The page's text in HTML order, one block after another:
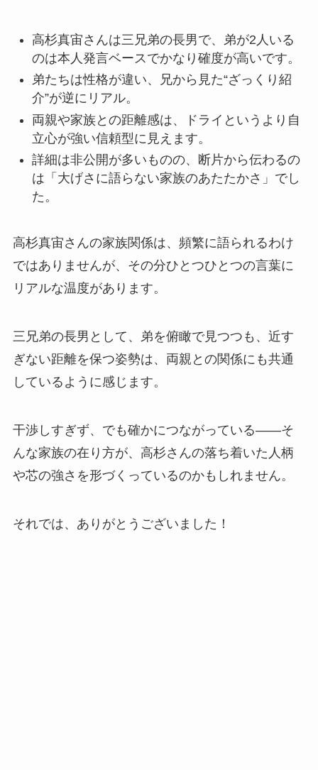
高杉真宙さんは三兄弟の長男で、弟が2人いる
のは本人発言ベースでかなり確度が高いです。
弟たちは性格が違い、兄から見た“ざっくり紹
介”が逆にリアル。
両親や家族との距離感は、ドライというより自
立心が強い信頼型に見えます。
詳細は非公開が多いものの、断片から伝わるの
は「大げさに語らない家族のあたたかさ」でし
た。
高杉真宙さんの家族関係は、頻繁に語られるわけ
ではありませんが、その分ひとつひとつの言葉に
リアルな温度があります。
三兄弟の長男として、弟を俯瞰で見つつも、近す
ぎない距離を保つ姿勢は、両親との関係にも共通
しているように感じます。
干渉しすぎず、でも確かにつながっている――そ
んな家族の在り方が、高杉さんの落ち着いた人柄
や芯の強さを形づくっているのかもしれません。
それでは、ありがとうございました！